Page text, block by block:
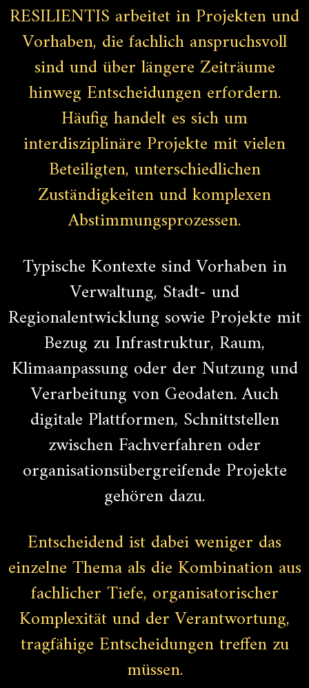
RESILIENTIS arbeitet in Projekten und
Vorhaben, die fachlich anspruchsvoll
sind und über längere Zeiträume
hinweg Entscheidungen erfordern.
Häufig handelt es sich um
interdisziplinäre Projekte mit vielen
Beteiligten, unterschiedlichen
Zuständigkeiten und komplexen
Abstimmungsprozessen.
Typische Kontexte sind Vorhaben in
Verwaltung, Stadt- und
Regionalentwicklung sowie Projekte mit
Bezug zu Infrastruktur, Raum,
Klimaanpassung oder der Nutzung und
Verarbeitung von Geodaten. Auch
digitale Plattformen, Schnittstellen
zwischen Fachverfahren oder
organisationsübergreifende Projekte
gehören dazu.
Entscheidend ist dabei weniger das
einzelne Thema als die Kombination aus
fachlicher Tiefe, organisatorischer
Komplexität und der Verantwortung,
tragfähige Entscheidungen treffen zu
müssen.